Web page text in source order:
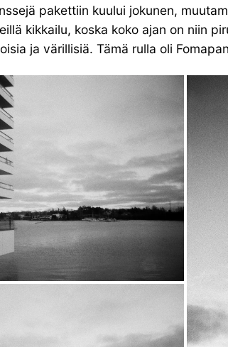
pakettiin kuului jokunen,
kikkailu, koska koko ajan on niin
ja värillisiä. Tämä rulla oli